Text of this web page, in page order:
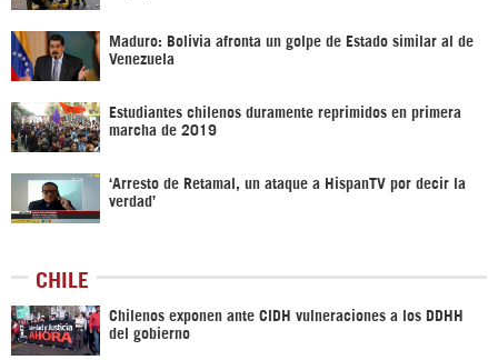
Maduro: Bolivia afronta un golpe de Estado similar al de
Venezuela
Estudiantes chilenos duramente reprimidos en primera
marcha de 2019
‘Arresto de Retamal, un ataque a HispanTV por decir la
verdad’
CHILE
Chilenos exponen ante CIDH vulneraciones a los DDHH
del gobierno